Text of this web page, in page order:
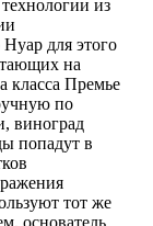
из
для этого
на
класса Премье
по
виноград
попадут в
тот же
основатель